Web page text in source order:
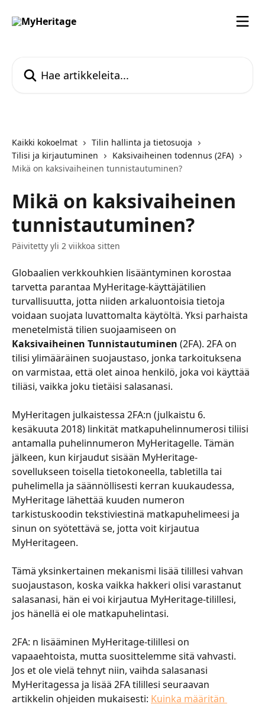
Kaikki kokoelmat
Tilin hallinta ja tietosuoja
Tilisi ja kirjautuminen
Kaksivaiheinen todennus (2FA)
Mikä on kaksivaiheinen tunnistautuminen?
Mikä on kaksivaiheinen
tunnistautuminen?
Päivitetty yli 2 viikkoa sitten
Globaalien verkkouhkien lisääntyminen korostaa
tarvetta parantaa MyHeritage-käyttäjätilien
turvallisuutta, jotta niiden arkaluontoisia tietoja
voidaan suojata luvattomalta käytöltä. Yksi parhaista
menetelmistä tilien suojaamiseen on
Kaksivaiheinen Tunnistautuminen (2FA). 2FA on
tilisi ylimääräinen suojaustaso, jonka tarkoituksena
on varmistaa, että olet ainoa henkilö, joka voi käyttää
tiliäsi, vaikka joku tietäisi salasanasi.
​​​​​​MyHeritagen julkaistessa 2FA:n (julkaistu 6.
kesäkuuta 2018) linkität matkapuhelinnumerosi tiliisi
antamalla puhelinnumeron MyHeritagelle. Tämän
jälkeen, kun kirjaudut sisään MyHeritage-
sovellukseen toisella tietokoneella, tabletilla tai
puhelimella ja säännöllisesti kerran kuukaudessa,
MyHeritage lähettää kuuden numeron
tarkistuskoodin tekstiviestinä matkapuhelimeesi ja
sinun on syötettävä se, jotta voit kirjautua
MyHeritageen.
​​​​​​Tämä yksinkertainen mekanismi lisää tilillesi vahvan
suojaustason, koska vaikka hakkeri olisi varastanut
salasanasi, hän ei voi kirjautua MyHeritage-tilillesi,
jos hänellä ei ole matkapuhelintasi.
​​​2FA: n lisääminen MyHeritage-tilillesi on
vapaaehtoista, mutta suosittelemme sitä vahvasti.
Jos et ole vielä tehnyt niin, vaihda salasanasi
MyHeritagessa ja lisää 2FA tilillesi seuraavan
artikkelin ohjeiden mukaisesti: ​ Kuinka määritän